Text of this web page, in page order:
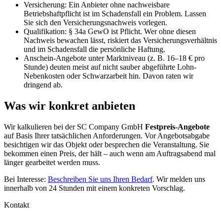
Versicherung: Ein Anbieter ohne nachweisbare
Betriebshaftpflicht ist im Schadensfall ein Problem. Lassen
Sie sich den Versicherungsnachweis vorlegen.
Qualifikation: § 34a GewO ist Pflicht. Wer ohne diesen
Nachweis bewachen lässt, riskiert das Versicherungsverhältnis
und im Schadensfall die persönliche Haftung.
Anschein-Angebote unter Marktniveau (z. B. 16–18 € pro
Stunde) deuten meist auf nicht sauber abgeführte Lohn-
Nebenkosten oder Schwarzarbeit hin. Davon raten wir
dringend ab.
Was wir konkret anbieten
Wir kalkulieren bei der SC Company GmbH Festpreis-Angebote
auf Basis Ihrer tatsächlichen Anforderungen. Vor Angebotsabgabe
besichtigen wir das Objekt oder besprechen die Veranstaltung. Sie
bekommen einen Preis, der hält – auch wenn am Auftragsabend mal
länger gearbeitet werden muss.
Bei Interesse: Beschreiben Sie uns Ihren Bedarf. Wir melden uns
innerhalb von 24 Stunden mit einem konkreten Vorschlag.
Kontakt